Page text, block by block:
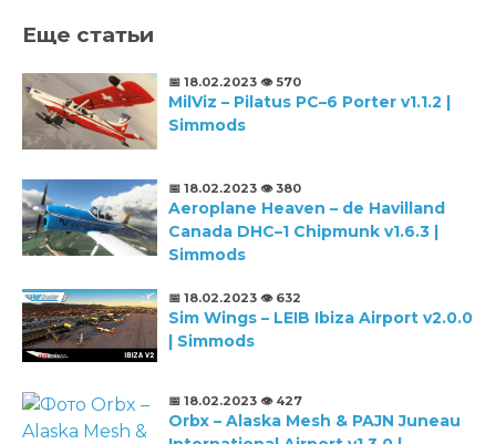
Еще статьи
📅 18.02.2023 👁️ 570
MilViz – Pilatus PC–6 Porter v1.1.2 |
Simmods
📅 18.02.2023 👁️ 380
Aeroplane Heaven – de Havilland
Canada DHC–1 Chipmunk v1.6.3 |
Simmods
📅 18.02.2023 👁️ 632
Sim Wings – LEIB Ibiza Airport v2.0.0
| Simmods
📅 18.02.2023 👁️ 427
Orbx – Alaska Mesh & PAJN Juneau